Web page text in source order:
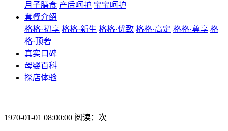
月子膳食 产后呵护 宝宝呵护
套餐介绍
格格·初享 格格·新生 格格·优致 格格·高定 格格·尊享 格
格·顶奢
真实口碑
母婴百科
探店体验
1970-01-01 08:00:00 阅读：次